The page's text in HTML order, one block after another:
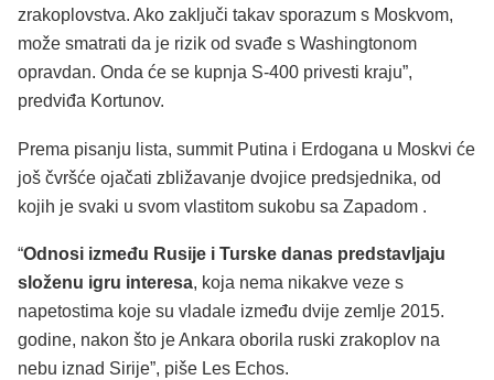
zrakoplovstva. Ako zaključi takav sporazum s Moskvom,
može smatrati da je rizik od svađe s Washingtonom
opravdan. Onda će se kupnja S-400 privesti kraju”,
predviđa Kortunov.
Prema pisanju lista, summit Putina i Erdogana u Moskvi će
još čvršće ojačati zbližavanje dvojice predsjednika, od
kojih je svaki u svom vlastitom sukobu sa Zapadom .
“Odnosi između Rusije i Turske danas predstavljaju
složenu igru interesa, koja nema nikakve veze s
napetostima koje su vladale između dvije zemlje 2015.
godine, nakon što je Ankara oborila ruski zrakoplov na
nebu iznad Sirije”, piše Les Echos.